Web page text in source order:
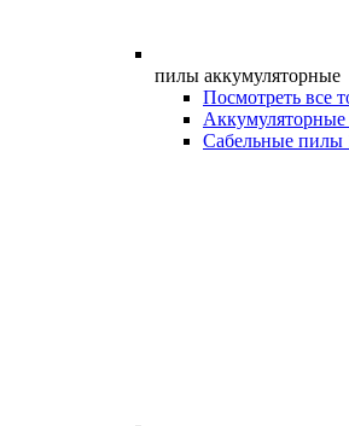
пилы аккумуляторные
Посмотреть все
Сабельные пилы